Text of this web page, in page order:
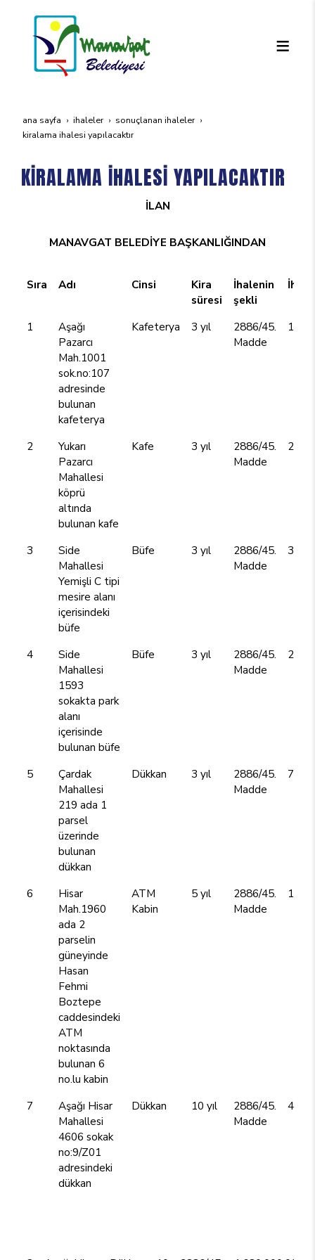
ana sayfa i̇haleler
sonuçlanan i̇haleler
ki̇ralama i̇halesi̇ yapilacaktir
KİRALAMA İHALESİ YAPILACAKTIR
İLAN
MANAVGAT BELEDİYE BAŞKANLIĞINDAN
Sıra Adı Cinsi
Kira
süresi
İhalenin
şekli
1
Aşağı
Pazarcı
Mah.1001
sok.no:107
adresinde
bulunan
kafeterya
Kafeterya 3 yıl
2886/45.
Madde
2
Yukarı
Pazarcı
Mahallesi
köprü
altında
bulunan kafe
Kafe 3 yıl
2886/45.
Madde
3
Side
Mahallesi
Yemişli C tipi
mesire alanı
içerisindeki
büfe
Büfe 3 yıl
2886/45.
Madde
4
Side
Mahallesi
1593
sokakta park
alanı
içerisinde
bulunan büfe
Büfe 3 yıl
2886/45.
Madde
5
Çardak
Mahallesi
219 ada 1
parsel
üzerinde
bulunan
dükkan
Dükkan 3 yıl
2886/45.
Madde
6
Hisar
Mah.1960
ada 2
parselin
güneyinde
Hasan
Fehmi
Boztepe
caddesindeki
ATM
noktasında
bulunan 6
no.lu kabin
ATM
Kabin
5 yıl
2886/45.
Madde
7
Aşağı Hisar
Mahallesi
4606 sokak
no:9/Z01
adresindeki
dükkan
Dükkan 10 yıl
2886/45.
Madde